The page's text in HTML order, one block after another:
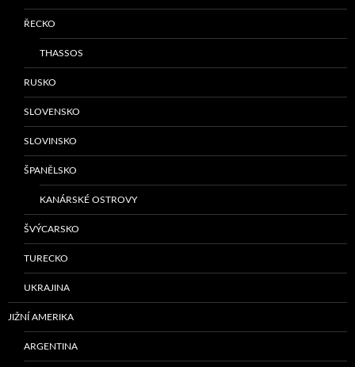
ŘECKO
THASSOS
RUSKO
SLOVENSKO
SLOVINSKO
ŠPANĚLSKO
KANÁRSKÉ OSTROVY
ŠVÝCARSKO
TURECKO
UKRAJINA
JIŽNÍ AMERIKA
ARGENTINA